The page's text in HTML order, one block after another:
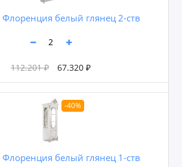
белый глянец 2-ств
112.201 ₽ 67.320 ₽
-40%
белый глянец 1-ств